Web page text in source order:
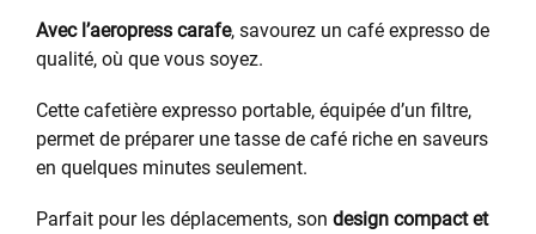
Avec l’aeropress carafe, savourez un café expresso de
qualité, où que vous soyez.
Cette cafetière expresso portable, équipée d’un filtre,
permet de préparer une tasse de café riche en saveurs
en quelques minutes seulement.
Parfait pour les déplacements, son design compact et